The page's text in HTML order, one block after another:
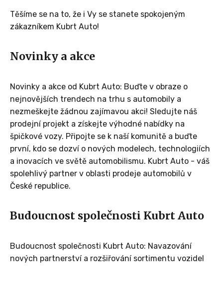
Těšíme se na to, že i Vy se stanete spokojeným
zákazníkem Kubrt Auto!
Novinky a akce
Novinky a akce od Kubrt Auto: Buďte v obraze o
nejnovějších trendech na trhu s automobily a
nezmeškejte žádnou zajímavou akci! Sledujte náš
prodejní projekt a získejte výhodné nabídky na
špičkové vozy. Připojte se k naší komunitě a buďte
první, kdo se dozví o nových modelech, technologiích
a inovacích ve světě automobilismu. Kubrt Auto - váš
spolehlivý partner v oblasti prodeje automobilů v
České republice.
Budoucnost společnosti Kubrt Auto
Budoucnost společnosti Kubrt Auto: Navazování
nových partnerství a rozšiřování sortimentu vozidel